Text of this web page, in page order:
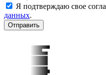
Я подтверждаю свое
данных.
Отправить